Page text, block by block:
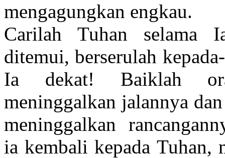
mengagungkan engkau.
Carilah Tuhan selama
ditemui, berserulah
Ia dekat! Baiklah
meninggalkan jalannya
meninggalkan
ia kembali kepada Tuhan,